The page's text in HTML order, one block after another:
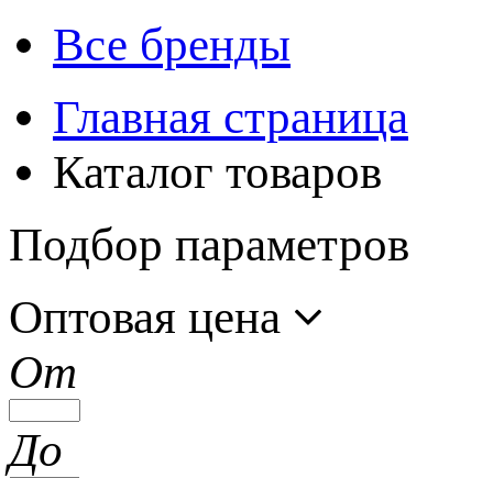
Все бренды
Главная страница
Каталог товаров
Подбор параметров
Оптовая цена
От
До